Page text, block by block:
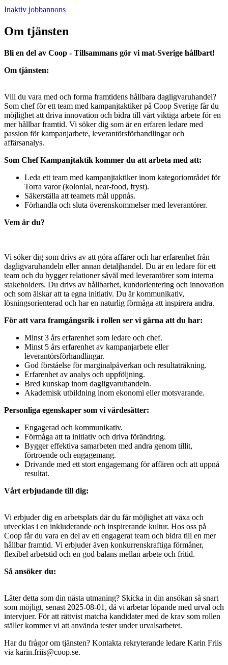
Inaktiv jobbannons
Om tjänsten
Bli en del av Coop - Tillsammans gör vi mat-Sverige hållbart!
Om tjänsten:
Vill du vara med och forma framtidens hållbara dagligvaruhandel?
Som chef för ett team med kampanjtaktiker på Coop Sverige får du
möjlighet att driva innovation och bidra till vårt viktiga arbete för en
mer hållbar framtid. Vi söker dig som är en erfaren ledare med
passion för kampanjarbete, leverantörsförhandlingar och
affärsanalys.
Som Chef Kampanjtaktik kommer du att arbeta med att:
Leda ett team med kampanjtaktiker inom kategoriområdet för
Torra varor (kolonial, near-food, fryst).
Säkerställa att teamets mål uppnås.
Förhandla och sluta överenskommelser med leverantörer.
Vem är du?
Vi söker dig som drivs av att göra affärer och har erfarenhet från
dagligvaruhandeln eller annan detaljhandel. Du är en ledare för ett
team och du bygger relationer såväl med leverantörer som interna
stakeholders. Du drivs av hållbarhet, kundorientering och innovation
och som älskar att ta egna initiativ. Du är kommunikativ,
lösningsorienterad och har en naturlig förmåga att inspirera andra.
För att vara framgångsrik i rollen ser vi gärna att du har:
Minst 3 års erfarenhet som ledare och chef.
Minst 5 års erfarenhet av kampanjarbete eller
leverantörsförhandlingar.
God förståelse för marginalpåverkan och resultaträkning.
Erfarenhet av analys och uppföljning.
Bred kunskap inom dagligvaruhandeln.
Akademisk utbildning inom ekonomi eller motsvarande.
Personliga egenskaper som vi värdesätter:
Engagerad och kommunikativ.
Förmåga att ta initiativ och driva förändring.
Bygger effektiva samarbeten med andra genom tillit,
förtroende och engagemang.
Drivande med ett stort engagemang för affären och att uppnå
resultat.
Vårt erbjudande till dig:
Vi erbjuder dig en arbetsplats där du får möjlighet att växa och
utvecklas i en inkluderande och inspirerande kultur. Hos oss på
Coop får du vara en del av ett engagerat team och bidra till en mer
hållbar framtid. Vi erbjuder även konkurrenskraftiga förmåner,
flexibel arbetstid och en god balans mellan arbete och fritid.
Så ansöker du:
Låter detta som din nästa utmaning? Skicka in din ansökan så snart
som möjligt, senast 2025-08-01, då vi arbetar löpande med urval och
intervjuer. För att rättvist matcha kandidater med de krav som rollen
ställer kommer vi att använda tester under urvalsarbetet.
Har du frågor om tjänsten? Kontakta rekryterande ledare Karin Friis
via karin.friis@coop.se.